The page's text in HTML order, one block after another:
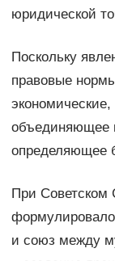
юридической
Поскольку
правовые
объединяющее
определяющее
При Советском
и союз между